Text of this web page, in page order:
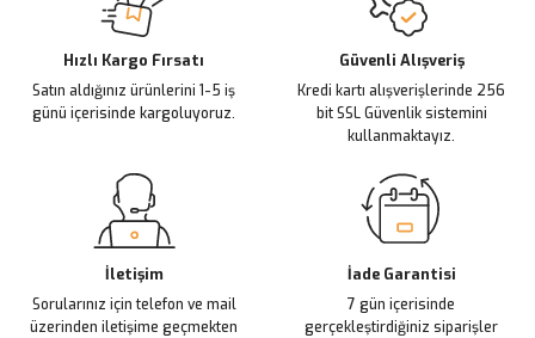
Ürün bilgilerinde hatalar bulunuyor.
Ürün fiyatı diğer sitelerden daha pahalı.
Bu ürüne benzer farklı alternatifler olmalı.
Hızlı Kargo Fırsatı
Satın aldığınız ürünlerini 1-5 iş
günü içerisinde kargoluyoruz.
Güvenli Alışveriş
Kredi kartı alışverişlerinde 256
bit SSL Güvenlik sistemini
kullanmaktayız.
İletişim
Sorularınız için telefon ve mail
üzerinden iletişime geçmekten
İade Garantisi
7 gün içerisinde
gerçekleştirdiğiniz siparişler